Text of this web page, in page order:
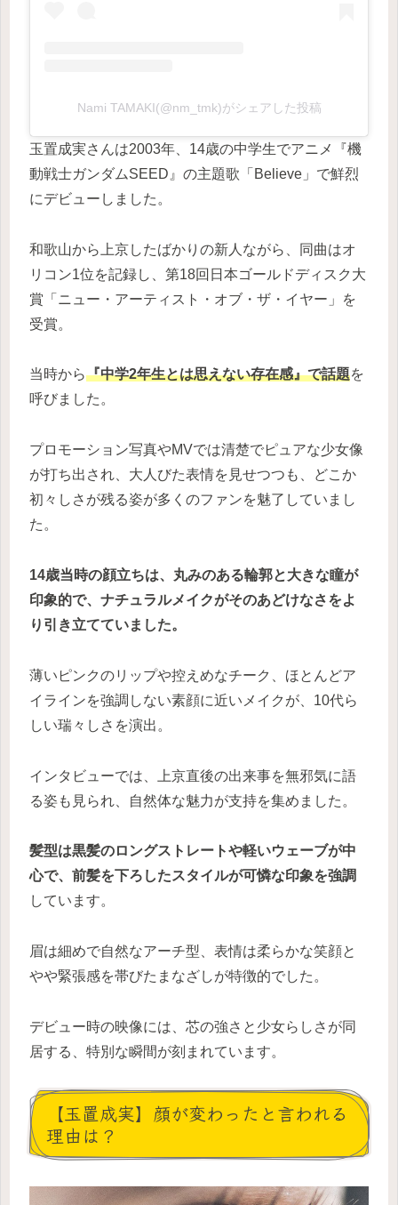
Nami TAMAKI(@nm_tmk)がシェアした投稿
玉置成実さんは2003年、14歳の中学生でアニメ『機
動戦士ガンダムSEED』の主題歌「Believe」で鮮烈
にデビューしました。
和歌山から上京したばかりの新人ながら、同曲はオ
リコン1位を記録し、第18回日本ゴールドディスク大
賞「ニュー・アーティスト・オブ・ザ・イヤー」を
受賞。
当時から『中学2年生とは思えない存在感』で話題を
呼びました。
プロモーション写真やMVでは清楚でピュアな少女像
が打ち出され、大人びた表情を見せつつも、どこか
初々しさが残る姿が多くのファンを魅了していまし
た。
14歳当時の顔立ちは、丸みのある輪郭と大きな瞳が
印象的で、ナチュラルメイクがそのあどけなさをよ
り引き立てていました。
薄いピンクのリップや控えめなチーク、ほとんどア
イラインを強調しない素顔に近いメイクが、10代ら
しい瑞々しさを演出。
インタビューでは、上京直後の出来事を無邪気に語
る姿も見られ、自然体な魅力が支持を集めました。
髪型は黒髪のロングストレートや軽いウェーブが中
心で、前髪を下ろしたスタイルが可憐な印象を強調
しています。
眉は細めで自然なアーチ型、表情は柔らかな笑顔と
やや緊張感を帯びたまなざしが特徴的でした。
デビュー時の映像には、芯の強さと少女らしさが同
居する、特別な瞬間が刻まれています。
【玉置成実】顔が変わったと言われる
理由は？